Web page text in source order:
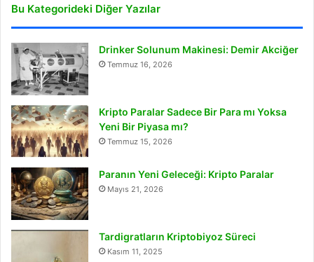
Bu Kategorideki Diğer Yazılar
Drinker Solunum Makinesi: Demir Akciğer
Temmuz 16, 2026
Kripto Paralar Sadece Bir Para mı Yoksa
Yeni Bir Piyasa mı?
Temmuz 15, 2026
Paranın Yeni Geleceği: Kripto Paralar
Mayıs 21, 2026
Tardigratların Kriptobiyoz Süreci
Kasım 11, 2025